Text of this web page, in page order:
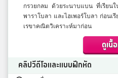
กรวยกลม ด้วยระนาบแบน ที่เรียน
พาราโบลา และไฮเพอร์โบลา ก่อนเ
เรขาคณิตวิเคราะห์มาก่อน
ดูเนื้
คลิปวีดีโอและแบบฝึกหัด